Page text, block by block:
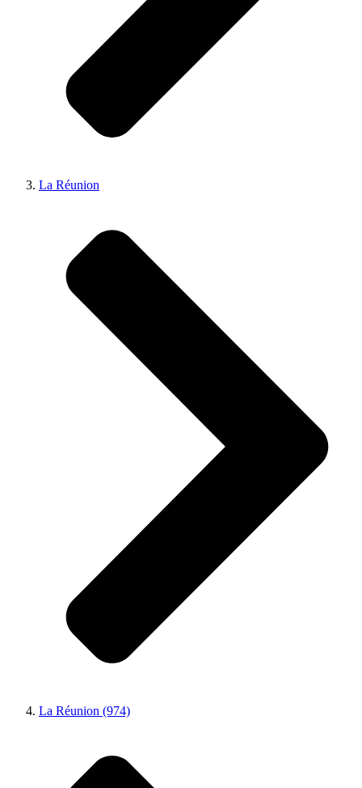
La Réunion
La Réunion (974)